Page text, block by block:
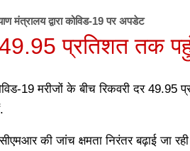
मंत्रालय द्वारा कोविड-19 पर अपडेट
प्रतिशत तक
19 मरीजों के बीच रिकवरी दर 49.95
की जांच क्षमता निरंतर बढ़ाई जा